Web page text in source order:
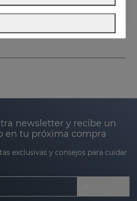
Complemento alimenticio a base de aminoácidos azufrados, vitaminas y minerales
newsletter y recibe un
en tu próxima compra
exclusivas y consejos para cuidar